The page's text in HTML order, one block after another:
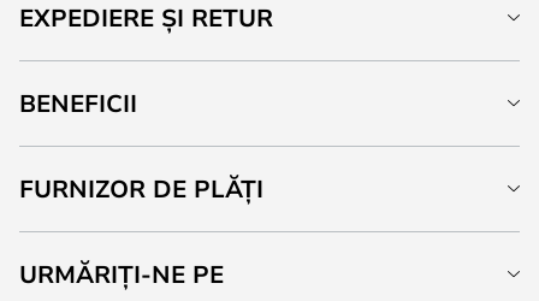
EXPEDIERE ȘI RETUR
BENEFICII
FURNIZOR DE PLĂȚI
URMĂRIȚI-NE PE